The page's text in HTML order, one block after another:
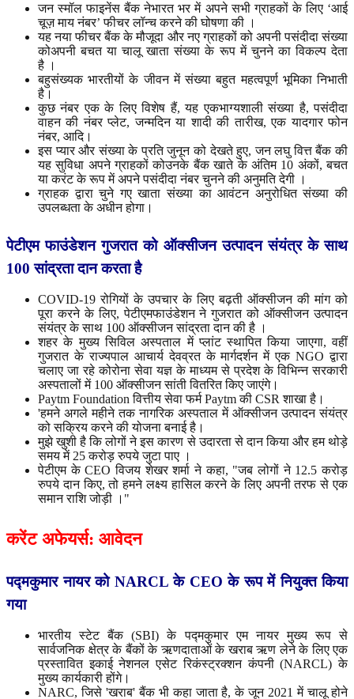
जन स्मॉल फाइनेंस बैंक नेभारत भर में अपने सभी ग्राहकों के लिए ‘आई
चूज़ माय नंबर’ फीचर लॉन्च करने की घोषणा की ।
यह नया फीचर बैंक के मौजूदा और नए ग्राहकों को अपनी पसंदीदा संख्या
कोअपनी बचत या चालू खाता संख्या के रूप में चुनने का विकल्प देता
है ।
बहुसंख्यक भारतीयों के जीवन में संख्या बहुत महत्वपूर्ण भूमिका निभाती
है।
कुछ नंबर एक के लिए विशेष हैं, यह एकभाग्यशाली संख्या है, पसंदीदा
वाहन की नंबर प्लेट, जन्मदिन या शादी की तारीख, एक यादगार फोन
नंबर, आदि।
इस प्यार और संख्या के प्रति जुनून को देखते हुए, जन ​​लघु वित्त बैंक की
यह सुविधा अपने ग्राहकों कोउनके बैंक खाते के अंतिम 10 अंकों, बचत
या करंट के रूप में अपने पसंदीदा नंबर चुनने की अनुमति देगी ।
ग्राहक द्वारा चुने गए खाता संख्या का आवंटन अनुरोधित संख्या की
उपलब्धता के अधीन होगा।
पेटीएम फाउंडेशन गुजरात को ऑक्सीजन उत्पादन संयंत्र के साथ
100सांद्रता दान करता है
COVID-19 रोगियों के उपचार के लिए बढ़ती ऑक्सीजन की मांग को
पूरा करने के लिए, पेटीएमफाउंडेशन ने गुजरात को ऑक्सीजन उत्पादन
संयंत्र के साथ 100 ऑक्सीजन सांद्रता दान की है ।
शहर के मुख्य सिविल अस्पताल में प्लांट स्थापित किया जाएगा, वहीं
गुजरात के राज्यपाल आचार्य देवव्रत के मार्गदर्शन में एक NGO द्वारा
चलाए जा रहे कोरोना सेवा यज्ञ के माध्यम से प्रदेश के विभिन्न सरकारी
अस्पतालों में 100 ऑक्सीजन सांती वितरित किए जाएंगे।
Paytm Foundation वित्तीय सेवा फर्म Paytm की CSR शाखा है।
'हमने अगले महीने तक नागरिक अस्पताल में ऑक्सीजन उत्पादन संयंत्र
को सक्रिय करने की योजना बनाई है।
मुझे खुशी है कि लोगों ने इस कारण से उदारता से दान किया और हम थोड़े
समय में 25 करोड़ रुपये जुटा पाए ।
पेटीएम के CEO विजय शेखर शर्मा ने कहा, "जब लोगों ने 12.5 करोड़
रुपये दान किए, तो हमने लक्ष्य हासिल करने के लिए अपनी तरफ से एक
समान राशि जोड़ी ।"
करेंट अफेयर्स: आवेदन
पद्मकुमार नायर कोNARCLके CEO के रूप में नियुक्त किया
गया
भारतीय स्टेट बैंक (SBI) के पद्मकुमार एम नायर मुख्य रूप से
सार्वजनिक क्षेत्र के बैंकों के ऋणदाताओं के खराब ऋण लेने के लिए एक
प्रस्तावित इकाई नेशनल एसेट रिकंस्ट्रक्शन कंपनी (NARCL) के
मुख्य कार्यकारी होंगे।
NARC, जिसे 'खराब' बैंक भी कहा जाता है, के जून 2021 में चालू होने